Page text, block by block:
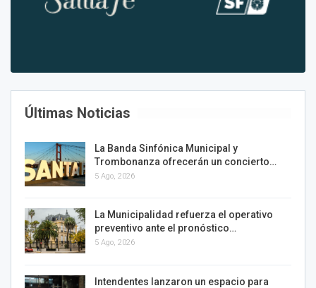
Últimas Noticias
La Banda Sinfónica Municipal y
Trombonanza ofrecerán un concierto…
5 Ago, 2026
La Municipalidad refuerza el operativo
preventivo ante el pronóstico…
5 Ago, 2026
Intendentes lanzaron un espacio para